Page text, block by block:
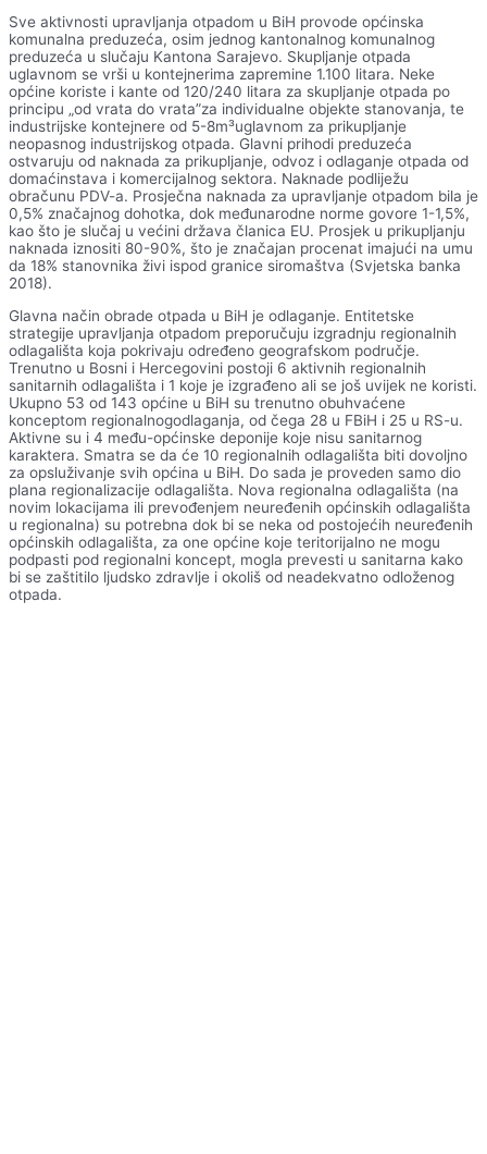
Sve aktivnosti upravljanja otpadom u BiH provode općinska
komunalna preduzeća, osim jednog kantonalnog komunalnog
preduzeća u slučaju Kantona Sarajevo. Skupljanje otpada
uglavnom se vrši u kontejnerima zapremine 1.100 litara. Neke
općine koriste i kante od 120/240 litara za skupljanje otpada po
principu „od vrata do vrata”za individualne objekte stanovanja, te
industrijske kontejnere od 5-8m³uglavnom za prikupljanje
neopasnog industrijskog otpada. Glavni prihodi preduzeća
ostvaruju od naknada za prikupljanje, odvoz i odlaganje otpada od
domaćinstava i komercijalnog sektora. Naknade podliježu
obračunu PDV-a. Prosječna naknada za upravljanje otpadom bila je
0,5% značajnog dohotka, dok međunarodne norme govore 1-1,5%,
kao što je slučaj u većini država članica EU. Prosjek u prikupljanju
naknada iznositi 80-90%, što je značajan procenat imajući na umu
da 18% stanovnika živi ispod granice siromaštva (Svjetska banka
2018).
Glavna način obrade otpada u BiH je odlaganje. Entitetske
strategije upravljanja otpadom preporučuju izgradnju regionalnih
odlagališta koja pokrivaju određeno geografskom područje.
Trenutno u Bosni i Hercegovini postoji 6 aktivnih regionalnih
sanitarnih odlagališta i 1 koje je izgrađeno ali se još uvijek ne koristi.
Ukupno 53 od 143 općine u BiH su trenutno obuhvaćene
konceptom regionalnogodlaganja, od čega 28 u FBiH i 25 u RS-u.
Aktivne su i 4 među-općinske deponije koje nisu sanitarnog
karaktera. Smatra se da će 10 regionalnih odlagališta biti dovoljno
za opsluživanje svih općina u BiH. Do sada je proveden samo dio
plana regionalizacije odlagališta. Nova regionalna odlagališta (na
novim lokacijama ili prevođenjem neuređenih općinskih odlagališta
u regionalna) su potrebna dok bi se neka od postojećih neuređenih
općinskih odlagališta, za one općine koje teritorijalno ne mogu
podpasti pod regionalni koncept, mogla prevesti u sanitarna kako
bi se zaštitilo ljudsko zdravlje i okoliš od neadekvatno odloženog
otpada.